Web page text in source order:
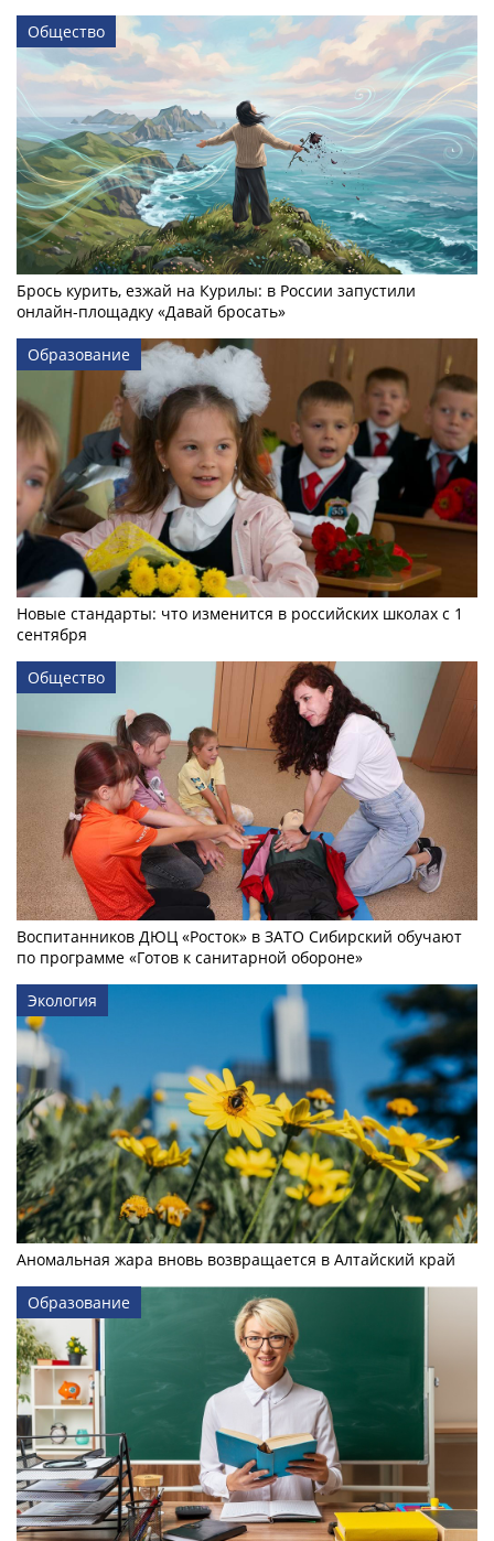
Общество
Брось курить, езжай на Курилы: в России запустили
онлайн-­площадку «Давай бросать»
Образование
Новые стандарты: что изменится в российских школах с 1
сентября
Общество
Воспитанников ДЮЦ «Росток» в ЗАТО Сибирский обучают
по программе «Готов к санитарной обороне»
Экология
Аномальная жара вновь возвращается в Алтайский край
Образование